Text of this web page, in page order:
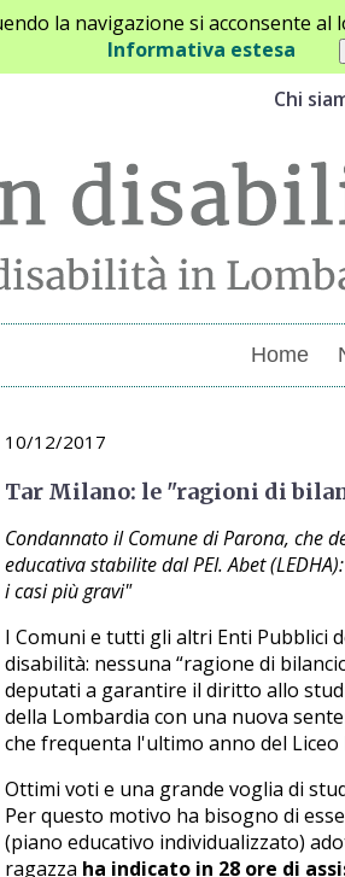
la navigazione si acconsente
Informativa estesa
Chi
Home
10/12/2017
Tar Milano: le "ragioni di
Condannato il Comune di Parona, che
educativa stabilite dal PEI. Abet
i casi più gravi"
I Comuni e tutti gli altri Enti Pubblici
disabilità: nessuna “ragione di
deputati a garantire il diritto allo
della Lombardia con una nuova
che frequenta l'ultimo anno del
Ottimi voti e una grande voglia di
Per questo motivo ha bisogno di
(piano educativo individualizzato)
ragazza ha indicato in 28 ore di